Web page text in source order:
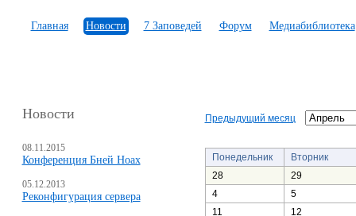
Главная Новости 7 Заповедей Форум Медиабиблиотека
Новости
08.11.2015
Конференция Бней Ноах
05.12.2013
Реконфигурация сервера
Предыдущий месяц
Понедельник
Вторник
28
29
4
5
11
12